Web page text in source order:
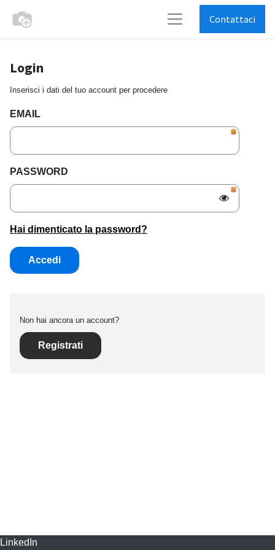
Contattaci
Login
Inserisci i dati del tuo account per procedere
EMAIL
PASSWORD
Hai dimenticato la password?
Accedi
Non hai ancora un account?
Registrati
LinkedIn